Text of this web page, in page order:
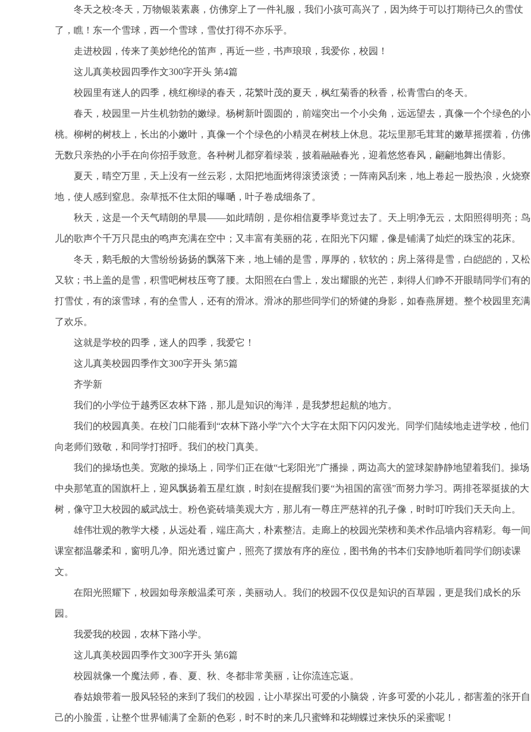
冬天之校:冬天，万物银装素裹，仿佛穿上了一件礼服，我们小孩可高兴了，因为终于可以打期待已久的雪仗
了，瞧！东一个雪球，西一个雪球，雪仗打得不亦乐乎。
走进校园，传来了美妙绝伦的笛声，再近一些，书声琅琅，我爱你，校园！
这儿真美校园四季作文300字开头 第4篇
校园里有迷人的四季，桃红柳绿的春天，花繁叶茂的夏天，枫红菊香的秋香，松青雪白的冬天。
春天，校园里一片生机勃勃的嫩绿。杨树新叶圆圆的，前端突出一个小尖角，远远望去，真像一个个绿色的小
桃。柳树的树枝上，长出的小嫩叶，真像一个个绿色的小精灵在树枝上休息。花坛里那毛茸茸的嫩草摇摆着，仿佛
无数只亲热的小手在向你招手致意。各种树儿都穿着绿装，披着融融春光，迎着悠悠春风，翩翩地舞出倩影。
夏天，晴空万里，天上没有一丝云彩，太阳把地面烤得滚烫滚烫；一阵南风刮来，地上卷起一股热浪，火烧寮
地，使人感到窒息。杂草抵不住太阳的曝嗮，叶子卷成细条了。
秋天，这是一个天气晴朗的早晨——如此晴朗，是你相信夏季毕竟过去了。天上明净无云，太阳照得明亮；鸟
儿的歌声个千万只昆虫的鸣声充满在空中；又丰富有美丽的花，在阳光下闪耀，像是铺满了灿烂的珠宝的花床。
冬天，鹅毛般的大雪纷纷扬扬的飘落下来，地上铺的是雪，厚厚的，软软的；房上落得是雪，白皑皑的，又松
又软；书上盖的是雪，积雪吧树枝压弯了腰。太阳照在白雪上，发出耀眼的光芒，刺得人们睁不开眼睛同学们有的
打雪仗，有的滚雪球，有的垒雪人，还有的滑冰。滑冰的那些同学们的矫健的身影，如春燕屏翅。整个校园里充满
了欢乐。
这就是学校的四季，迷人的四季，我爱它！
这儿真美校园四季作文300字开头 第5篇
齐学新
我们的小学位于越秀区农林下路，那儿是知识的海洋，是我梦想起航的地方。
我们的校园真美。在校门口能看到“农林下路小学”六个大字在太阳下闪闪发光。同学们陆续地走进学校，他们
向老师们致敬，和同学打招呼。我们的校门真美。
我们的操场也美。宽敞的操场上，同学们正在做“七彩阳光”广播操，两边高大的篮球架静静地望着我们。操场
中央那笔直的国旗杆上，迎风飘扬着五星红旗，时刻在提醒我们要“为祖国的富强”而努力学习。两排苍翠挺拔的大
树，像守卫大校园的威武战士。粉色瓷砖墙美观大方，那儿有一尊庄严慈祥的孔子像，时时叮咛我们天天向上。
雄伟壮观的教学大楼，从远处看，端庄高大，朴素整洁。走廊上的校园光荣榜和美术作品墙内容精彩。每一间
课室都温馨柔和，窗明几净。阳光透过窗户，照亮了摆放有序的座位，图书角的书本们安静地听着同学们朗读课
文。
在阳光照耀下，校园如母亲般温柔可亲，美丽动人。我们的校园不仅仅是知识的百草园，更是我们成长的乐
园。
我爱我的校园，农林下路小学。
这儿真美校园四季作文300字开头 第6篇
校园就像一个魔法师，春、夏、秋、冬都非常美丽，让你流连忘返。
春姑娘带着一股风轻轻的来到了我们的校园，让小草探出可爱的小脑袋，许多可爱的小花儿，都害羞的张开自
己的小脸蛋，让整个世界铺满了全新的色彩，时不时的来几只蜜蜂和花蝴蝶过来快乐的采蜜呢！